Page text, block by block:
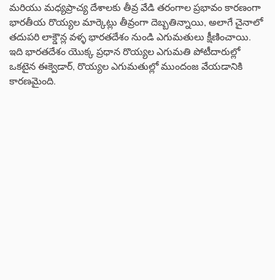
మరియు మధ్యప్రాచ్య దేశాలకు తీవ్ర వేడి తరంగాల ప్రభావం కారణంగా
భారతీయ రొయ్యల మార్కెట్లు తీవ్రంగా దెబ్బతిన్నాయి, అలాగే చైనాలో
తదుపరి లాక్డౌన్ల వళ్ళ భారతదేశం నుండి ఎగుమతులు క్షీణించాయి.
ఇది భారతదేశం యొక్క ప్రధాన రొయ్యల ఎగుమతి పోటీదారుల్లో
ఒకటైన ఈక్వెడార్, రొయ్యల ఎగుమతుల్లో ముందంజ వేయడానికి
కారణమైంది.